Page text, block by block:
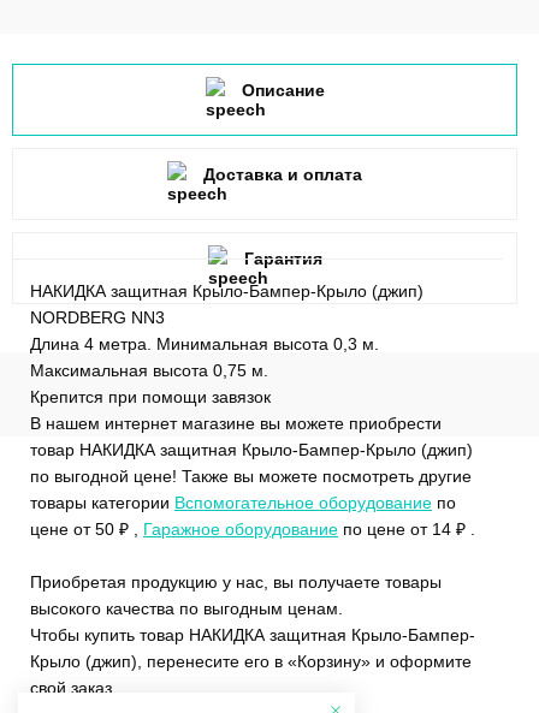
Описание
НАКИДКА защитная Крыло-Бампер-Крыло (джип)
NORDBERG NN3
Длина 4 метра. Минимальная высота 0,3 м.
Максимальная высота 0,75 м.
Крепится при помощи завязок
В нашем интернет магазине вы можете приобрести
товар НАКИДКА защитная Крыло-Бампер-Крыло (джип)
по выгодной цене! Также вы можете посмотреть другие
товары категории Вспомогательное оборудование по
цене от 50 ₽ , Гаражное оборудование по цене от 14 ₽ .
Приобретая продукцию у нас, вы получаете товары
высокого качества по выгодным ценам.
Чтобы купить товар НАКИДКА защитная Крыло-Бампер-
Крыло (джип), перенесите его в «Корзину» и оформите
свой заказ.
Доставка и оплата
Гарантия